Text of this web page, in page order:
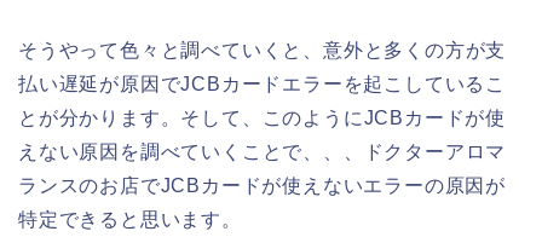
そうやって色々と調べていくと、意外と多くの方が支
払い遅延が原因でJCBカードエラーを起こしているこ
とが分かります。そして、このようにJCBカードが使
えない原因を調べていくことで、、、ドクターアロマ
ランスのお店でJCBカードが使えないエラーの原因が
特定できると思います。